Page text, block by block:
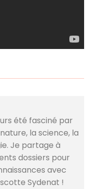
été fasciné par
la science, la
Je partage à
dossiers pour
avec
Sydenat !